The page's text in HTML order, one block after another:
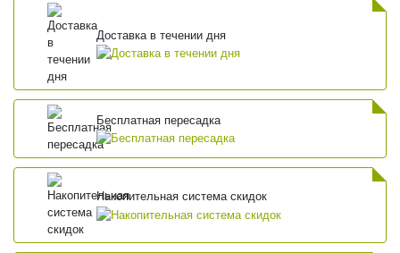
Доставка в течении дня
Бесплатная пересадка
Накопительная система скидок